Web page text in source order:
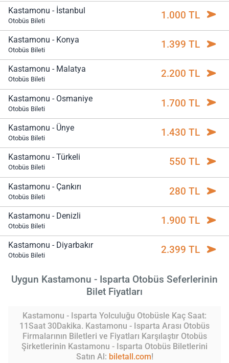
Kastamonu - İstanbul
Otobüs Bileti 1.000 TL
Kastamonu - Konya
Otobüs Bileti 1.399 TL
Kastamonu - Malatya
Otobüs Bileti 2.200 TL
Kastamonu - Osmaniye
Otobüs Bileti 1.700 TL
Kastamonu - Ünye
Otobüs Bileti 1.430 TL
Kastamonu - Türkeli
Otobüs Bileti 550 TL
Kastamonu - Çankırı
Otobüs Bileti 280 TL
Kastamonu - Denizli
Otobüs Bileti 1.900 TL
Kastamonu - Diyarbakır
Otobüs Bileti 2.399 TL
Uygun Kastamonu - Isparta Otobüs Seferlerinin
Bilet Fiyatları
Kastamonu - Isparta Yolculuğu Otobüsle Kaç Saat:
11Saat 30Dakika. Kastamonu - Isparta Arası Otobüs
Firmalarının Biletleri ve Fiyatları Karşılaştır Otobüs
Şirketlerinin Kastamonu - Isparta Otobüs Biletlerini
Satın Al: biletall.com!